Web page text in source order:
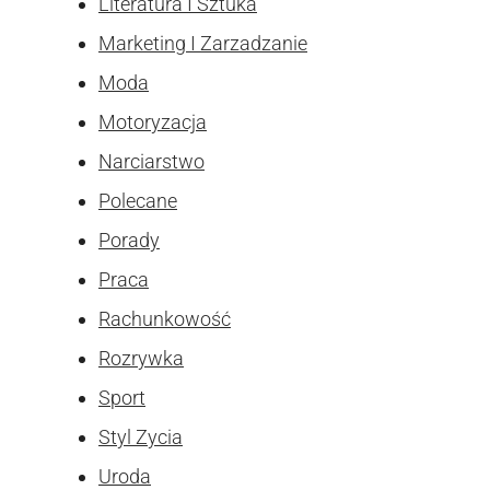
Marketing I Zarzadzanie
Moda
Motoryzacja
Narciarstwo
Polecane
Porady
Praca
Rachunkowość
Rozrywka
Sport
Styl Zycia
Uroda